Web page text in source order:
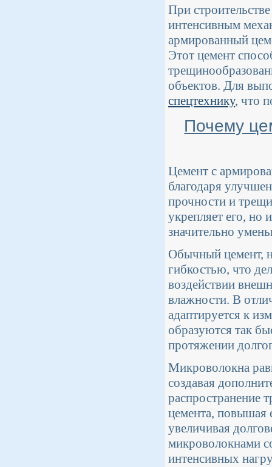
При
интенсивным
армированный
Этот цемент
объектов. Для
спецтехнику, что
Почему
Цемент с
благодаря
прочности и
укрепляет его, но
значительно
Обычный цемент,
гибкостью, что
воздействии
влажности. В
адаптируется к
образуются так
протяжении
Микроволокна
создавая
распространение
цемента, повышая
увеличивая
микроволокнами
интенсивных